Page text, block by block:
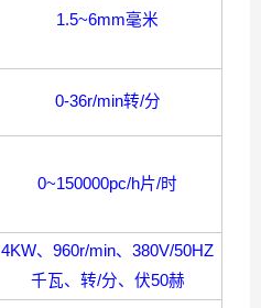
1.5~6mm毫米
0-36r/min转/分
0~150000pc/h片/时
4KW、 960r/min、 380V/50HZ
千瓦、转/分、伏50赫